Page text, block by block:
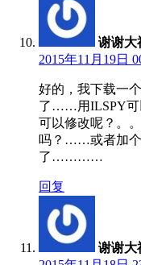
谢谢大
2015年11月19日
好的，我下载一
了……用ILSPY可
可以修改呢？。
吗？……或者加个
了…………
回复
谢谢大